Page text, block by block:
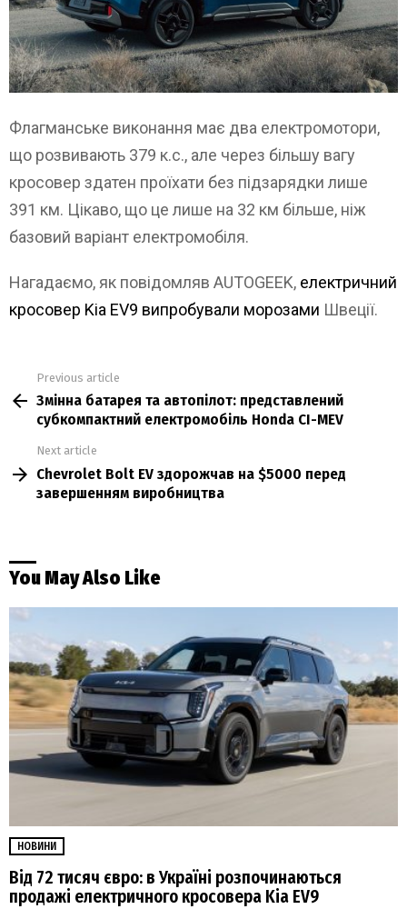
Флагманське виконання має два електромотори,
що розвивають 379 к.с., але через більшу вагу
кросовер здатен проїхати без підзарядки лише
391 км. Цікаво, що це лише на 32 км більше, ніж
базовий варіант електромобіля.
Нагадаємо, як повідомляв AUTOGEEK, електричний
кросовер Kia EV9 випробували морозами Швеції.
more
Previous article
Змінна батарея та автопілот: представлений
субкомпактний електромобіль Honda CI-MEV
Next article
Chevrolet Bolt EV здорожчав на $5000 перед
завершенням виробництва
You May Also Like
НОВИНИ
Від 72 тисяч євро: в Україні розпочинаються
продажі електричного кросовера Kia EV9